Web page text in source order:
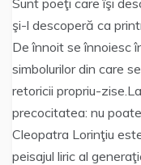
Sunt poeţi care îşi
şi-l descoperă ca
De înnoit se înnoiesc
simbolurilor din care
retoricii propriu-
precocitatea: nu
Cleopatra Lorinţiu
peisajul liric al